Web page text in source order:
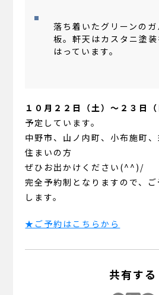
落ち着いたグリーンの
板。軒天はカスタニ塗
はっています。
１０月２２日（土）～２３日
予定しています。
中野市、山ノ内町、小布施町
住まいの方
ぜひお出かけください(^^)/
完全予約制となりますので、
します。
★ご予約はこちらから
共有する